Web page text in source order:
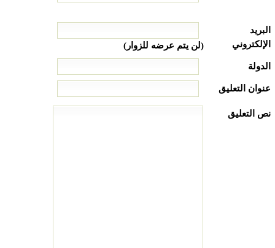
البريد
الإلكتروني
(لن يتم عرضه للزوار)
الدولة
عنوان التعليق
نص التعليق